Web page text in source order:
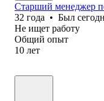
Старший менеджер
32 года • Был
Не ищет работу
Общий опыт
10 лет